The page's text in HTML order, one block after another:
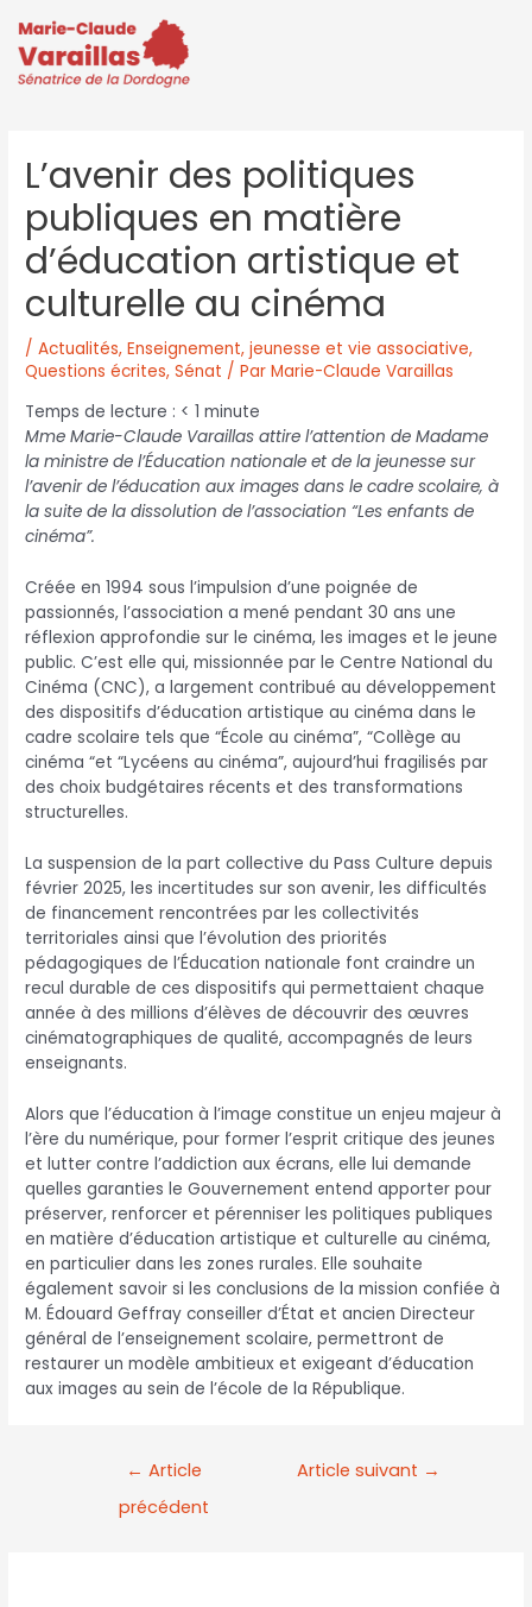
L’avenir des politiques
publiques en matière
d’éducation artistique et
culturelle au cinéma
/Actualités,Enseignement, jeunesse et vie associative,
Questions écrites,Sénat / ParMarie-Claude Varaillas
Temps de lecture : < 1 minute
Mme Marie-Claude Varaillas attire l’attention de Madame
la ministre de l’Éducation nationale et de la jeunesse sur
l’avenir de l’éducation aux images dans le cadre scolaire, à
la suite de la dissolution de l’association “Les enfants de
cinéma”.
Créée en 1994 sous l’impulsion d’une poignée de
passionnés, l’association a mené pendant 30 ans une
réflexion approfondie sur le cinéma, les images et le jeune
public. C’est elle qui, missionnée par le Centre National du
Cinéma (CNC), a largement contribué au développement
des dispositifs d’éducation artistique au cinéma dans le
cadre scolaire tels que “École au cinéma”, “Collège au
cinéma “et “Lycéens au cinéma”, aujourd’hui fragilisés par
des choix budgétaires récents et des transformations
structurelles.
La suspension de la part collective du Pass Culture depuis
février 2025, les incertitudes sur son avenir, les difficultés
de financement rencontrées par les collectivités
territoriales ainsi que l’évolution des priorités
pédagogiques de l’Éducation nationale font craindre un
recul durable de ces dispositifs qui permettaient chaque
année à des millions d’élèves de découvrir des œuvres
cinématographiques de qualité, accompagnés de leurs
enseignants.
Alors que l’éducation à l’image constitue un enjeu majeur à
l’ère du numérique, pour former l’esprit critique des jeunes
et lutter contre l’addiction aux écrans, elle lui demande
quelles garanties le Gouvernement entend apporter pour
préserver, renforcer et pérenniser les politiques publiques
en matière d’éducation artistique et culturelle au cinéma,
en particulier dans les zones rurales. Elle souhaite
également savoir si les conclusions de la mission confiée à
M. Édouard Geffray conseiller d’État et ancien Directeur
général de l’enseignement scolaire, permettront de
restaurer un modèle ambitieux et exigeant d’éducation
aux images au sein de l’école de la République.
← Article
précédent
Article suivant →